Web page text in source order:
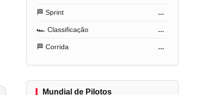
🏁 Sprint ...
🏎️ Classificação ...
🏁 Corrida ...
Mundial de Pilotos